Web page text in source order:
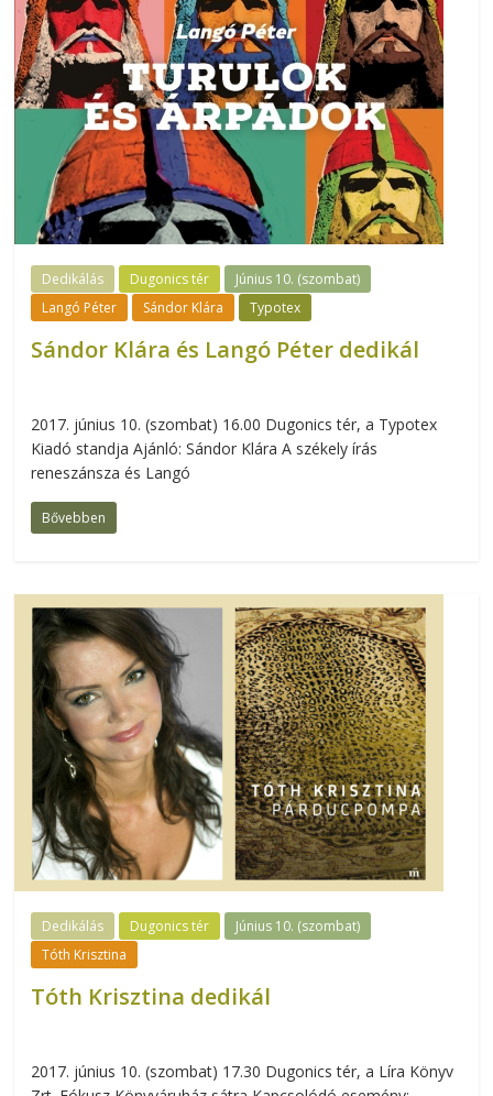
Dedikálás Dugonics tér
Június 10. (szombat)
Langó Péter
Sándor Klára Typotex
Sándor Klára és Langó Péter dedikál
2017. június 10. (szombat) 16.00 Dugonics tér, a Typotex
Kiadó standja Ajánló: Sándor Klára A székely írás
reneszánsza és Langó
Bővebben
Dedikálás Dugonics tér
Június 10. (szombat)
Tóth Krisztina
Tóth Krisztina dedikál
2017. június 10. (szombat) 17.30 Dugonics tér, a Líra Könyv